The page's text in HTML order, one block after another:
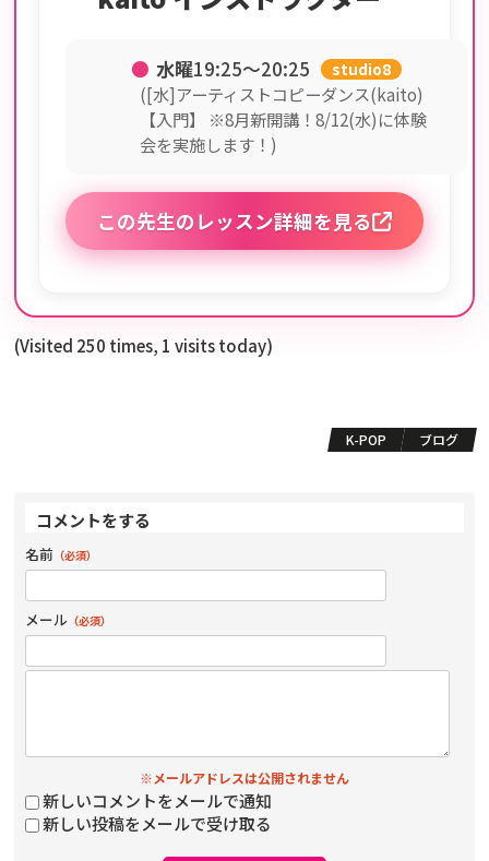
● 水曜19:25〜20:25 studio8
([水]アーティストコピーダンス(kaito)
【入門】 ※8月新開講！8/12(水)に体験
会を実施します！)
この先生のレッスン詳細を見る
(Visited 250 times, 1 visits today)
K-POP ブログ
コメントをする
名前 （必須）
メール （必須）
※メールアドレスは公開されません
新しいコメントをメールで通知
新しい投稿をメールで受け取る